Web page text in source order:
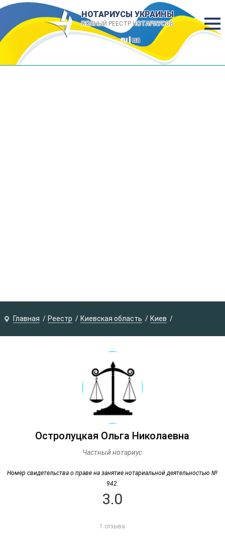
НОТАРИУСЫ УКРАИНЫ
ПОЛНЫЙ РЕЕСТР НОТАРИУСОВ
ru |ua
Главная Реестр Киевская область Киев
Остролуцкая Ольга Николаевна
Частный нотариус
Номер свидетельства о праве на занятие нотариальной деятельностью №
942.
3.0
1 отзыва